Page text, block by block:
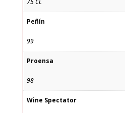
Peñín
99
Proensa
98
Wine Spectator